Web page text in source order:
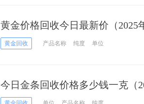
黄金价格回收今日最新价（2025
黄金回收 产品名称 纯度 单位
今日金条回收价格多少钱一克（